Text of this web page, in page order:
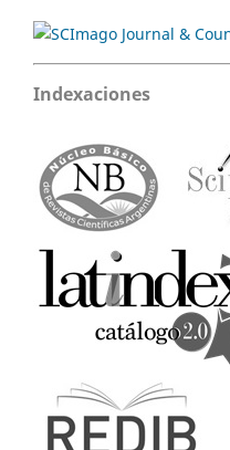
Indexaciones